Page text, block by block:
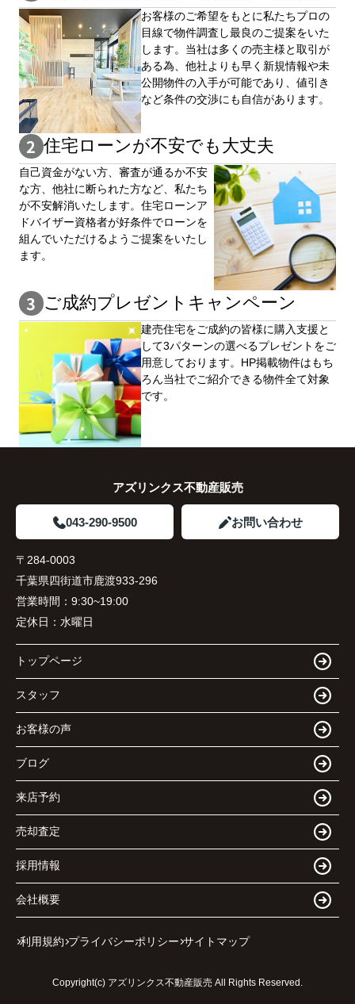
お客様のご希望をもとに私たちプロの
目線で物件調査し最良のご提案をいた
します。当社は多くの売主様と取引が
ある為、他社よりも早く新規情報や未
公開物件の⼊手が可能であり、値引き
など条件の交渉にも自信があります。
住宅ローンが不安でも大丈夫
自⼰資⾦がない⽅、審査が通るか不安
な⽅、他社に断られた⽅など、私たち
が不安解消いたします。住宅ローンア
ドバイザー資格者が好条件でローンを
組んでいただけるようご提案をいたし
ます。
ご成約プレゼントキャンペーン
建売住宅をご成約の皆様に購⼊⽀援と
して3パターンの選べるプレゼントをご
用意しております。HP掲載物件はもち
ろん当社でご紹介できる物件全て対象
です。
アズリンクス不動産販売
043-290-9500 お問い合わせ
〒284-0003
千葉県四街道市鹿渡933-296
営業時間： 9:30~19:00
定休日： 水曜日
トップページ
スタッフ
お客様の声
ブログ
来店予約
売却査定
採用情報
会社概要
利用規約 プライバシーポリシー サイトマップ
Copyright(c) アズリンクス不動産販売 All Rights Reserved.